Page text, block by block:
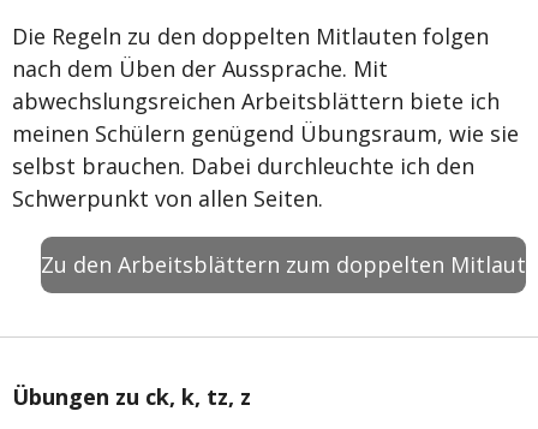
Die Regeln zu den doppelten Mitlauten folgen
nach dem Üben der Aussprache. Mit
abwechslungsreichen Arbeitsblättern biete ich
meinen Schülern genügend Übungsraum, wie sie
selbst brauchen. Dabei durchleuchte ich den
Schwerpunkt von allen Seiten.
Zu den Arbeitsblättern zum doppelten Mitlaut
Übungen zu ck, k, tz, z